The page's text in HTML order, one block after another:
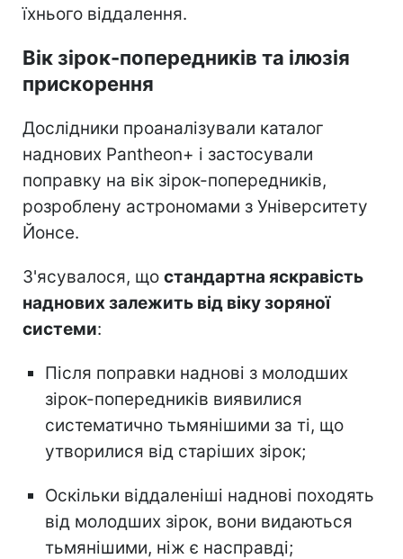
їхнього віддалення.
Вік зірок-попередників та ілюзія
прискорення
Дослідники проаналізували каталог
наднових Pantheon+ і застосували
поправку на вік зірок-попередників,
розроблену астрономами з Університету
Йонсе.
З'ясувалося, що стандартна яскравість
наднових залежить від віку зоряної
системи:
Після поправки наднові з молодших
зірок-попередників виявилися
систематично тьмянішими за ті, що
утворилися від старіших зірок;
Оскільки віддаленіші наднові походять
від молодших зірок, вони видаються
тьмянішими, ніж є насправді;